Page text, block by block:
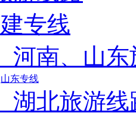
专线
河南、山
山东专线
湖北旅游线